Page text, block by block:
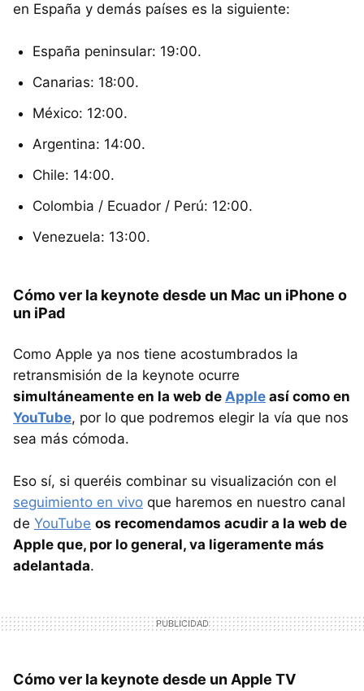
en España y demás países es la siguiente:
España peninsular: 19:00.
Canarias: 18:00.
México: 12:00.
Argentina: 14:00.
Chile: 14:00.
Colombia / Ecuador / Perú: 12:00.
Venezuela: 13:00.
Cómo ver la keynote desde un Mac un iPhone o
un iPad
Como Apple ya nos tiene acostumbrados la
retransmisión de la keynote ocurre
simultáneamente en la web de Apple así como en
YouTube, por lo que podremos elegir la vía que nos
sea más cómoda.
Eso sí, si queréis combinar su visualización con el
seguimiento en vivo que haremos en nuestro canal
de YouTube os recomendamos acudir a la web de
Apple que, por lo general, va ligeramente más
adelantada.
Cómo ver la keynote desde un Apple TV